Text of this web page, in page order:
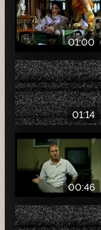
01:00
01:14
00:46